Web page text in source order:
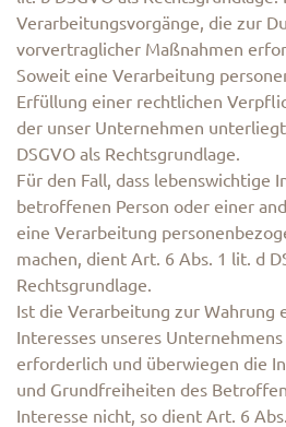
Verarbeitungsvorgänge, die zur
vorvertraglicher Maßnahmen
Soweit eine Verarbeitung
Erfüllung einer rechtlichen
der unser Unternehmen
DSGVO als Rechtsgrundlage.
Für den Fall, dass lebenswichtige
betroffenen Person oder einer
eine Verarbeitung
machen, dient Art. 6 Abs. 1 lit. d
Rechtsgrundlage.
Ist die Verarbeitung zur Wahrung
Interesses unseres
erforderlich und überwiegen die
und Grundfreiheiten des
Interesse nicht, so dient Art. 6